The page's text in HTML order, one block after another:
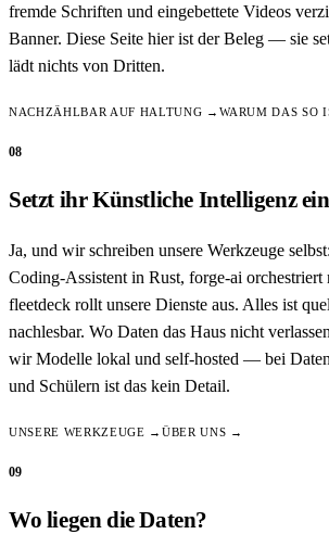
fremde Schriften und eingebettete Videos
Banner. Diese Seite hier ist der Beleg — sie
lädt nichts von Dritten.
NACHZÄHLBAR AUF HALTUNG → WARUM DAS SO
08
Setzt ihr Künstliche Intelligenz
Ja, und wir schreiben unsere Werkzeuge
Coding-Assistent in Rust, forge-ai orchestriert
fleetdeck rollt unsere Dienste aus. Alles ist
nachlesbar. Wo Daten das Haus nicht
wir Modelle lokal und self-hosted — bei
und Schülern ist das kein Detail.
UNSERE WERKZEUGE → ÜBER UNS →
09
Wo liegen die Daten?